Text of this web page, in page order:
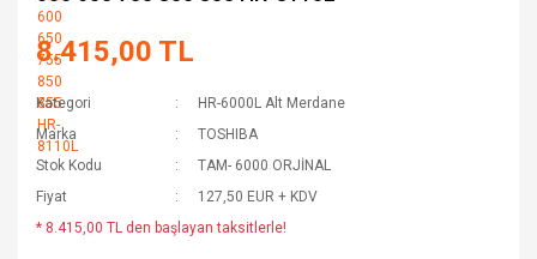
8.415,00 TL
Kategori
HR-6000L Alt Merdane
Marka
TOSHIBA
Stok Kodu
TAM- 6000 ORJİNAL
Fiyat
127,50 EUR + KDV
* 8.415,00 TL den başlayan taksitlerle!